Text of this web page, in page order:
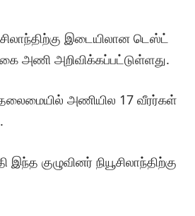
இடையிலான டெஸ்ட்
அணி அறிவிக்கப்பட்டுள்ளது.
அணியில 17 வீரர்கள்
இந்த குழுவினர் நியூசிலாந்திற்கு